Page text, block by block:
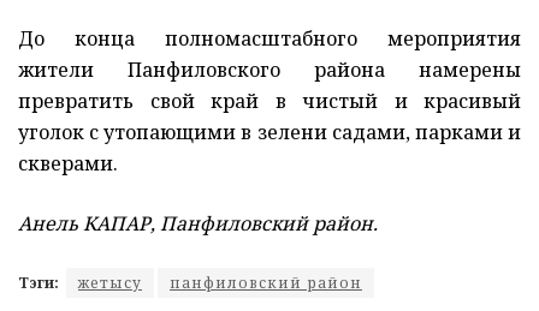
До конца полномасштабного мероприятия
жители Панфиловского района намерены
превратить свой край в чистый и красивый
уголок с утопающими в зелени садами, парками и
скверами.
Анель КАПАР, Панфиловский район.
Тэги: жетысу панфиловский район